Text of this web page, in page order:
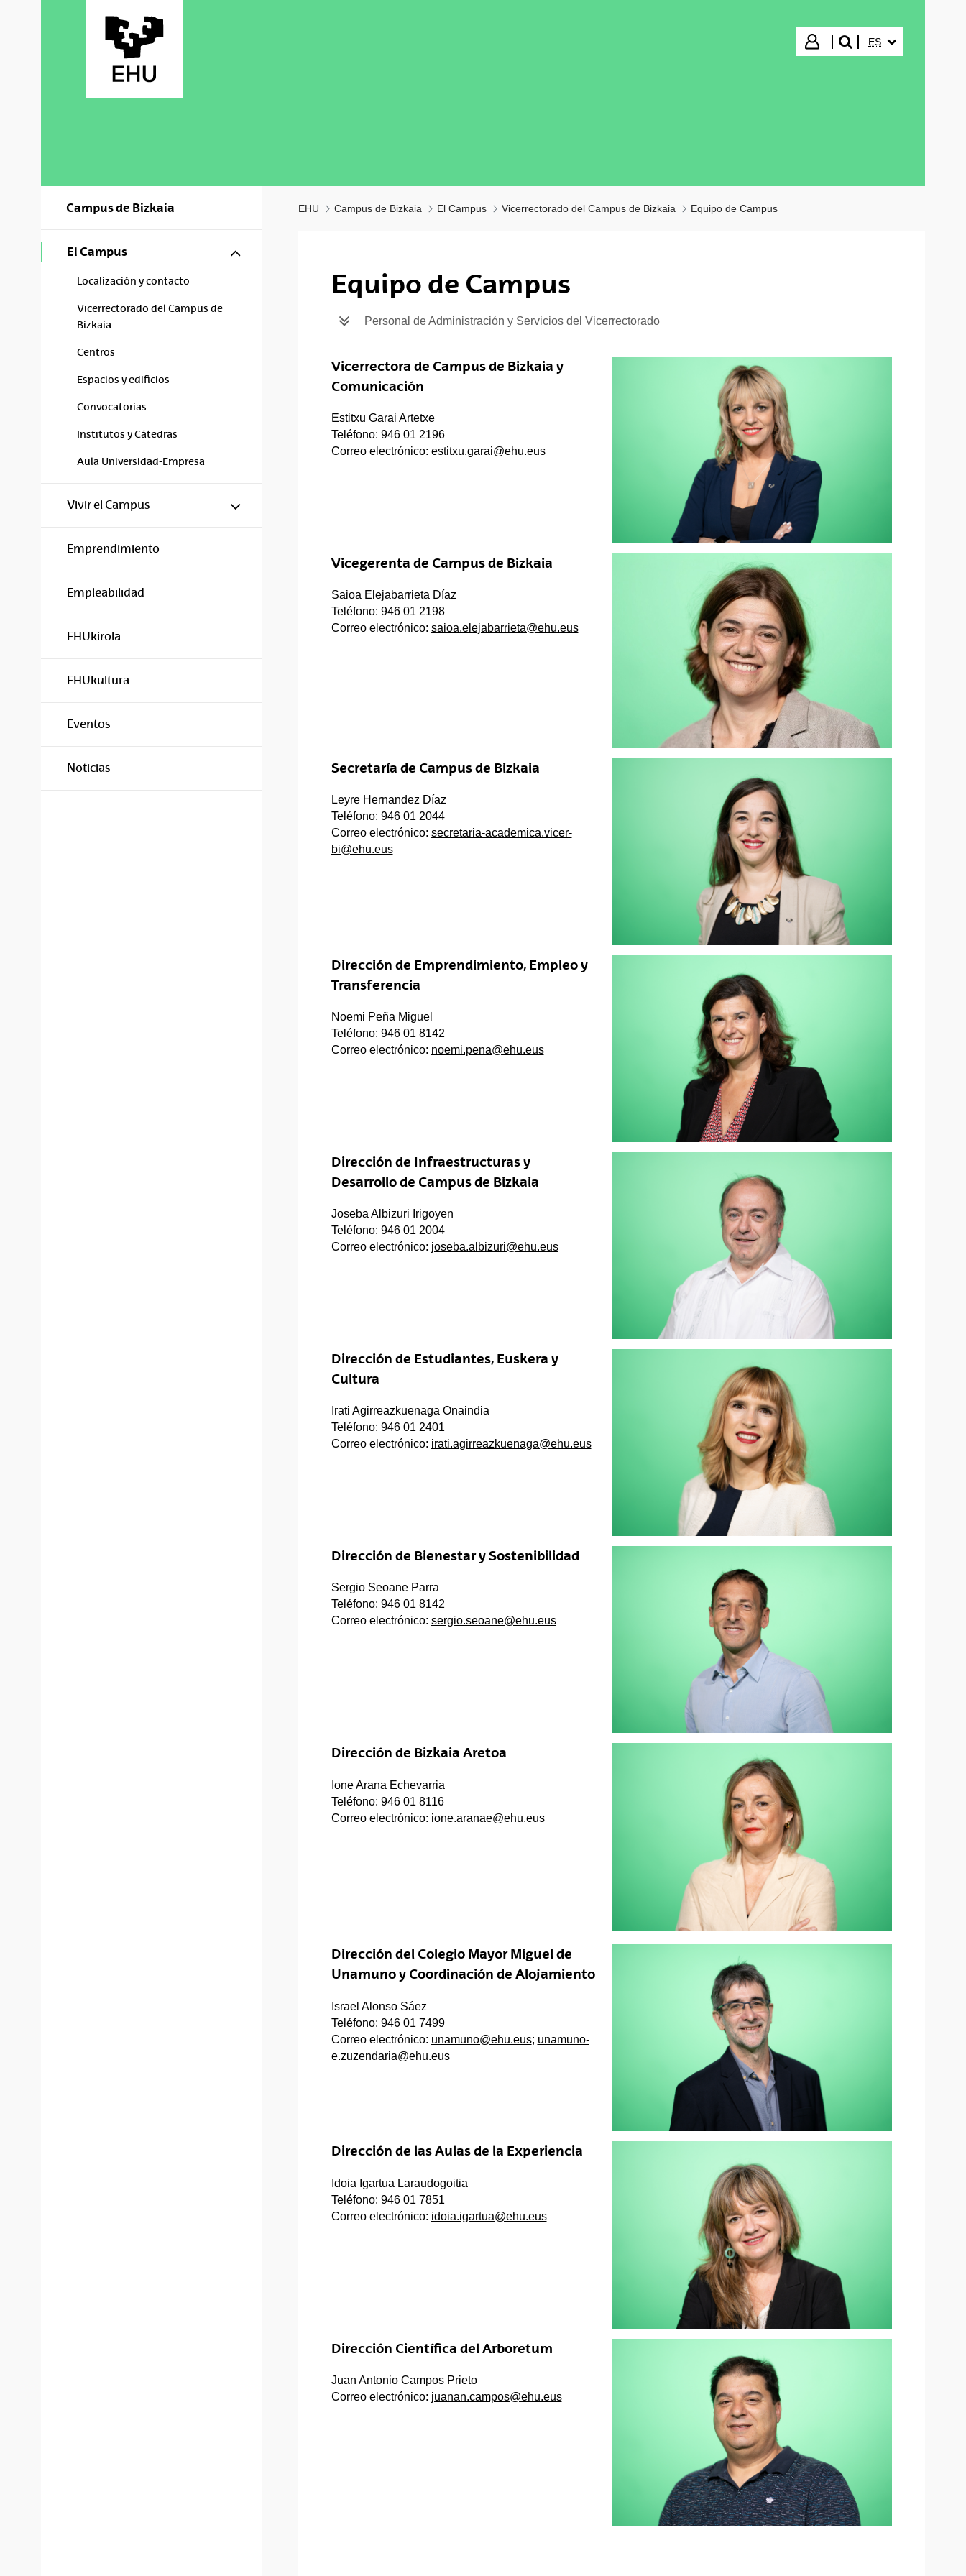
Iniciar sesión
buscar"
ES
Campus de Bizkaia
El Campus Mostrar/ocultar subpáginas
Localización y contacto
Vicerrectorado del Campus de
Bizkaia
Centros
Espacios y edificios
Convocatorias
Institutos y Cátedras
Aula Universidad-Empresa
Vivir el Campus Mostrar/ocultar subpáginas
Emprendimiento
Empleabilidad
EHUkirola
EHUkultura
Eventos
Noticias
EHU Campus de Bizkaia El Campus Vicerrectorado del Campus de Bizkaia Equipo de Campus
Equipo de Campus
Personal de Administración y Servicios del Vicerrectorado
Vicerrectora de Campus de Bizkaia y
Comunicación
Estitxu Garai Artetxe
Teléfono: 946 01 2196
Correo electrónico: estitxu.garai@ehu.eus
Vicegerenta de Campus de Bizkaia
Saioa Elejabarrieta Díaz
Teléfono: 946 01 2198
Correo electrónico: saioa.elejabarrieta@ehu.eus
Secretaría de Campus de Bizkaia
Leyre Hernandez Díaz
Teléfono: 946 01 2044
Correo electrónico: secretaria-academica.vicer-
bi@ehu.eus
Dirección de Emprendimiento, Empleo y
Transferencia
Noemi Peña Miguel
Teléfono: 946 01 8142
Correo electrónico: noemi.pena@ehu.eus
Dirección de Infraestructuras y
Desarrollo de Campus de Bizkaia
Joseba Albizuri Irigoyen
Teléfono: 946 01 2004
Correo electrónico: joseba.albizuri@ehu.eus
Dirección de Estudiantes, Euskera y
Cultura
Irati Agirreazkuenaga Onaindia
Teléfono: 946 01 2401
Correo electrónico: irati.agirreazkuenaga@ehu.eus
Dirección de Bienestar y Sostenibilidad
Sergio Seoane Parra
Teléfono: 946 01 8142
Correo electrónico: sergio.seoane@ehu.eus
Dirección de Bizkaia Aretoa
Ione Arana Echevarria
Teléfono: 946 01 8116
Correo electrónico: ione.aranae@ehu.eus
Dirección del Colegio Mayor Miguel de
Unamuno y Coordinación de Alojamiento
Israel Alonso Sáez
Teléfono: 946 01 7499
Correo electrónico: unamuno@ehu.eus; unamuno-
e.zuzendaria@ehu.eus
Dirección de las Aulas de la Experiencia
Idoia Igartua Laraudogoitia
Teléfono: 946 01 7851
Correo electrónico: idoia.igartua@ehu.eus
Dirección Científica del Arboretum
Juan Antonio Campos Prieto
Correo electrónico: juanan.campos@ehu.eus